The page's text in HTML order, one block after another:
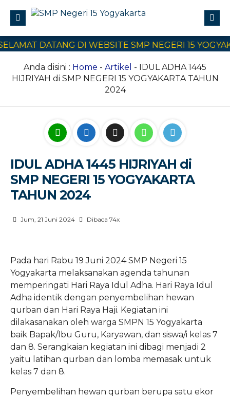
Profile
Civitas Akademika
E-Learning
Kontak Kami
DATANG DI WEBSITE SMP NEGERI 15
Anda disini : Home - Artikel - IDUL ADHA 1445
HIJRIYAH di SMP NEGERI 15 YOGYAKARTA TAHUN
2024
IDUL ADHA 1445 HIJRIYAH di
SMP NEGERI 15 YOGYAKARTA
TAHUN 2024
Jum, 21 Juni 2024 Dibaca 74x
Pada hari Rabu 19 Juni 2024 SMP Negeri 15
Yogyakarta melaksanakan agenda tahunan
memperingati Hari Raya Idul Adha. Hari Raya Idul
Adha identik dengan penyembelihan hewan
qurban dan Hari Raya Haji. Kegiatan ini
dilakasanakan oleh warga SMPN 15 Yogyakarta
baik Bapak/Ibu Guru, Karyawan, dan siswa/i kelas 7
dan 8. Serangkaian kegiatan ini dibagi menjadi 2
yaitu latihan qurban dan lomba memasak untuk
kelas 7 dan 8.
Penyembelihan hewan qurban berupa satu ekor